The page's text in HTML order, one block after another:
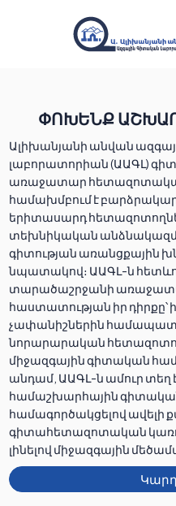
ՓՈԽԵՆՔ
Ալիխանյանի անվան
լաբորատորիան (ԱԱԳԼ)
առաջատար
համախմբում է
երիտասարդ
տեխնիկական
գիտության առանցքային
նպատակով։ ԱԱԳԼ-ն
տարածաշրջանի
հաստատության իր դիրքը՝
չափանիշներին
նորարարական
միջազգային գիտական
անդամ, ԱԱԳԼ-ն ամուր տեղ
համաշխարհային
համագործակցելով ավելի
գիտահետազոտական
լինելով միջազգային